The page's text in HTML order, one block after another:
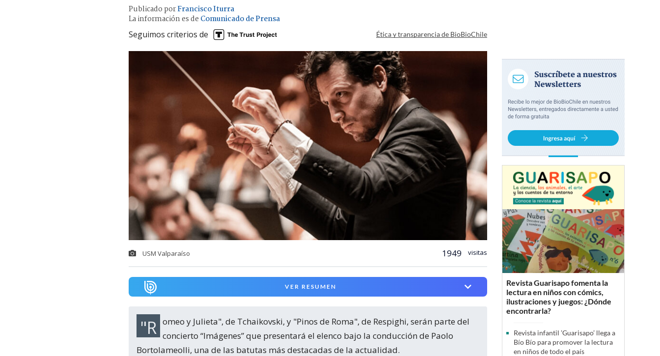
Publicado porFrancisco Iturra
La información es de Comunicado de Prensa
Seguimos criterios de Ética y transparencia de BioBioChile
USM Valparaíso 1949 visitas
VER RESUMEN
"Romeo y Julieta", de Tchaikovski, y "Pinos de Roma", de Respighi, serán parte del concierto “Imágenes” que presentará el elenco bajo la conducción de Paolo
Bortolameolli, una de las batutas más destacadas de la actualidad.
Revista Guarisapo fomenta la
lectura en niños con cómics,
ilustraciones y juegos: ¿Dónde
encontrarla?
Revista infantil ’Guarisapo’ llega a
Bío Bío para promover la lectura
en niños de todo el país